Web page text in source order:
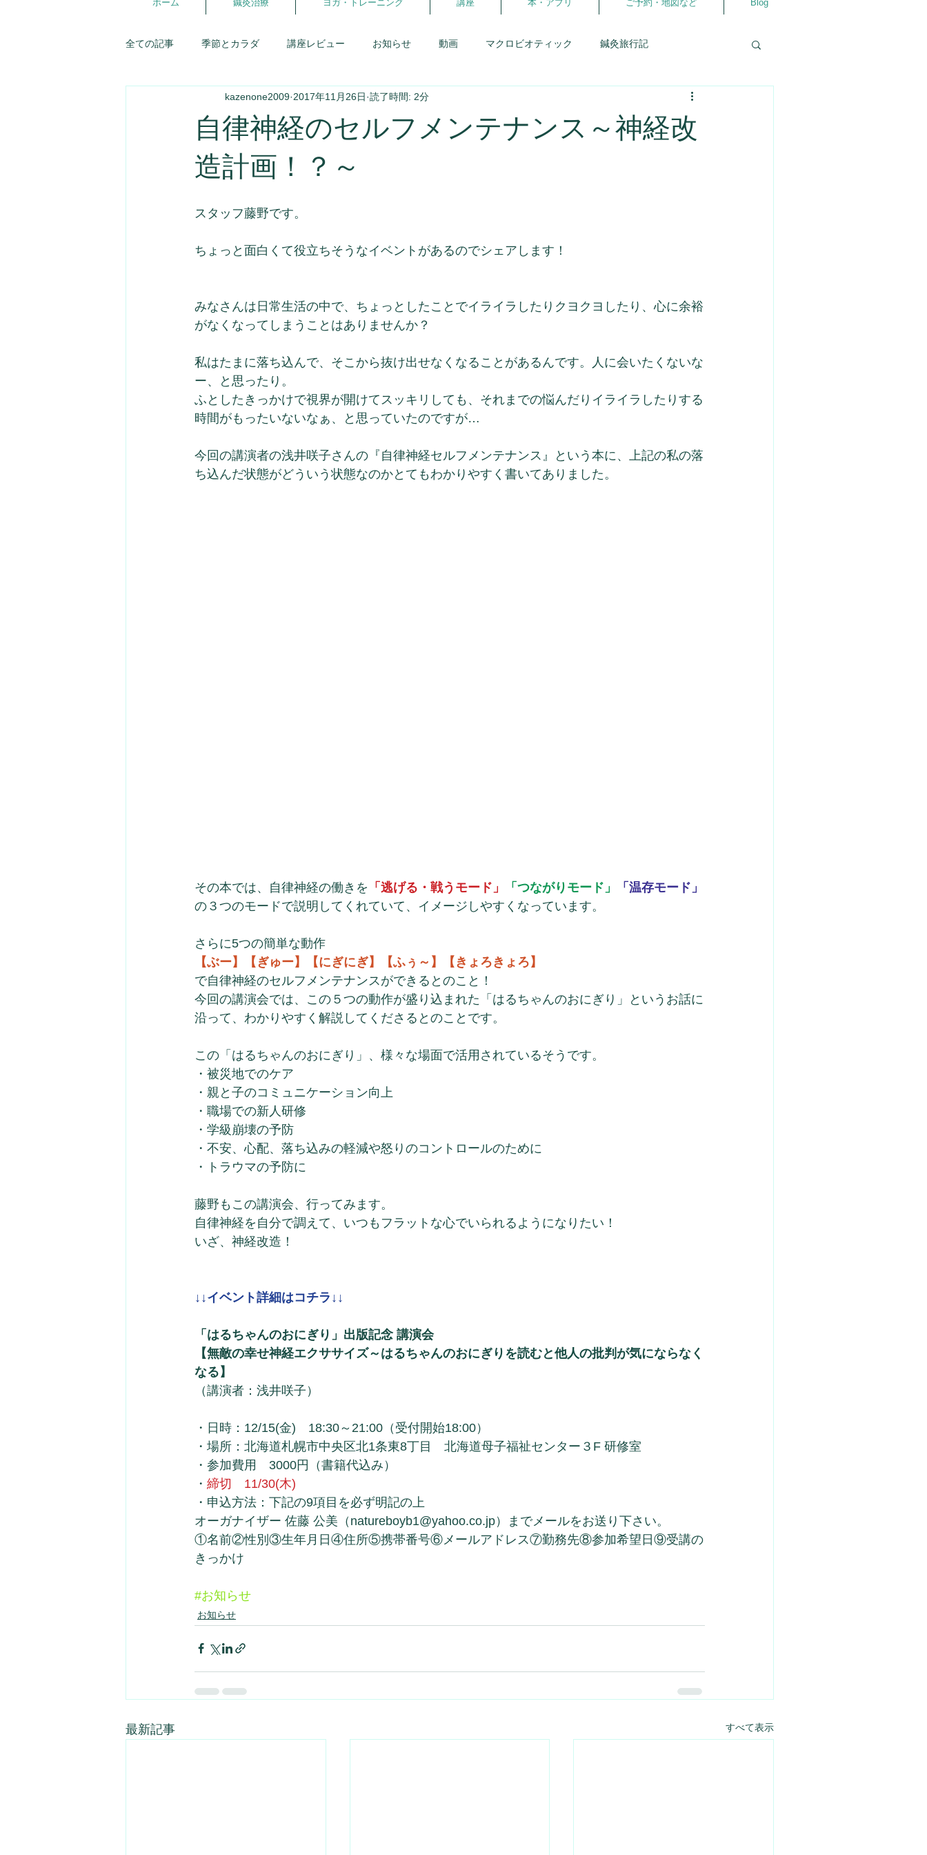
ホーム 鍼灸治療 ヨガ・トレーニング 講座 本・アプリ ご予約・地図など Blog
全ての記事 季節とカラダ 講座レビュー お知らせ 動画 マクロビオティック 鍼灸旅行記
講座スケジュール 東洋医学 患者さんとの会話
五行ライフ 婦人科
優しいお店探訪 お灸
自律神経のセルフメンテナンス～神経改
造計画！？～
kazenone2009 2017年11月26日 読了時間: 2分
スタッフ藤野です。
ちょっと面白くて役立ちそうなイベントがあるのでシェアします！
みなさんは日常生活の中で、ちょっとしたことでイライラしたりクヨクヨしたり、心に余裕
がなくなってしまうことはありませんか？
私はたまに落ち込んで、そこから抜け出せなくなることがあるんです。人に会いたくないな
ー、と思ったり。
ふとしたきっかけで視界が開けてスッキリしても、それまでの悩んだりイライラしたりする
時間がもったいないなぁ、と思っていたのですが…
今回の講演者の浅井咲子さんの『自律神経セルフメンテナンス』という本に、上記の私の落
ち込んだ状態がどういう状態なのかとてもわかりやすく書いてありました。
その本では、自律神経の働きを 「逃げる・戦うモード」 「つながりモード」
「温存モード」
の３つのモードで説明してくれていて、イメージしやすくなっています。
さらに5つの簡単な動作
【ぶー】【ぎゅー】【にぎにぎ】【ふぅ～】【きょろきょろ】
で自律神経のセルフメンテナンスができるとのこと！
今回の講演会では、この５つの動作が盛り込まれた「はるちゃんのおにぎり」というお話に
沿って、わかりやすく解説してくださるとのことです。
この「はるちゃんのおにぎり」、様々な場面で活用されているそうです。
・被災地でのケア
・親と子のコミュニケーション向上
・職場での新人研修
・学級崩壊の予防
・不安、心配、落ち込みの軽減や怒りのコントロールのために
・トラウマの予防に
藤野もこの講演会、行ってみます。
自律神経を自分で調えて、いつもフラットな心でいられるようになりたい！
いざ、神経改造！
↓↓イベント詳細はコチラ↓↓
「はるちゃんのおにぎり」出版記念 講演会
【無敵の幸せ神経エクササイズ～はるちゃんのおにぎりを読むと他人の批判が気にならなく
なる】
（講演者：浅井咲子）
・日時：12/15(金)　18:30～21:00（受付開始18:00）
・場所：北海道札幌市中央区北1条東8丁目　北海道母子福祉センター３F 研修室
・参加費用　3000円（書籍代込み）
・ 締切　11/30(木)
・申込方法：下記の9項目を必ず明記の上
オーガナイザー 佐藤 公美（natureboyb1@yahoo.co.jp）までメールをお送り下さい。
①名前②性別③生年月日④住所⑤携帯番号⑥メールアドレス⑦勤務先⑧参加希望日⑨受講の
きっかけ
#お知らせ
お知らせ
最新記事 すべて表示